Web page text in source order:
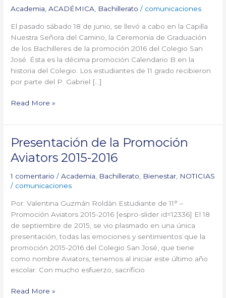
Academia ,ACADÉMICA Bachillerato / comunicaciones
El pasado sábado 18 de junio, se llevó a cabo en la Capilla
Nuestra Señora del Camino, la Ceremonia de Graduación
de los Bachilleres de la promoción 2016 del Colegio San
José. Ésta es la décima promoción Calendario B en la
historia del Colegio. Los estudiantes de 11 grado recibieron
por parte del P. Gabriel […]
promoción
2016
Read More »
Presentación de la Promoción
Aviators 2015-2016
1 comentario /Academia Bachillerato Bienestar NOTICIAS
/ comunicaciones
Por: Valentina Guzmán Roldán Estudiante de 11° –
Promoción Aviators 2015-2016 [espro-slider id=12336] El 18
de septiembre de 2015, se vio plasmado en una única
presentación, todas las emociones y sentimientos que la
promoción 2015-2016 del Colegio San José, que tiene
como nombre Aviators, tenemos al iniciar este último año
escolar. Con mucho esfuerzo, sacrificio
Presentación
de
la
Promoción
Aviators
2016
Read More »